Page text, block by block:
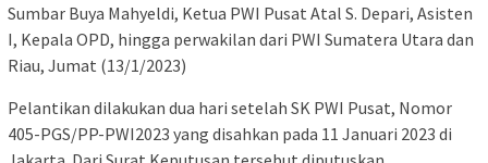
Sumbar Buya Mahyeldi, Ketua PWI Pusat Atal S. Depari, Asisten
I, Kepala OPD, hingga perwakilan dari PWI Sumatera Utara dan
Riau, Jumat (13/1/2023)
Pelantikan dilakukan dua hari setelah SK PWI Pusat, Nomor
405-PGS/PP-PWI2023 yang disahkan pada 11 Januari 2023 di